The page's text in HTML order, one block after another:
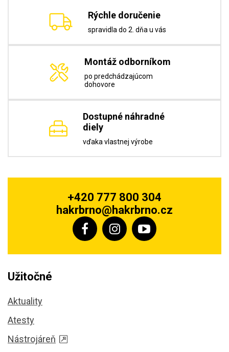
Rýchle doručenie
spravidla do 2. dňa u vás
Montáž odborníkom
po predchádzajúcom
dohovore
Dostupné náhradné
diely
vďaka vlastnej výrobe
+420 777 800 304
hakrbrno@hakrbrno.cz
Užitočné
Aktuality
Atesty
Nástrojáreň